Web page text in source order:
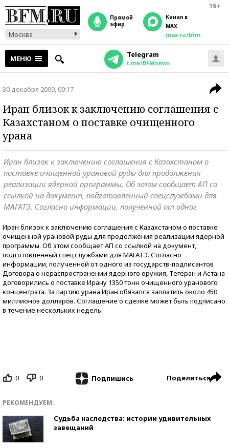
16+
Москва
прямой
эфир
Канал в
MAX
max.ru/bfm
МЕНЮ Telegram
t.me/BFMnews
30 декабря 2009, 09:17
Иран близок к заключению соглашения с
Казахстаном о поставке очищенного
урана
Иран близок к заключению соглашения с Казахстаном о
поставке очищенной урановой руды для продолжения
реализации ядерной программы. Об этом сообщает АП со
ссылкой на документ, подготовленный спецслужбами для
МАГАТЭ. Согласно информации, полученной от одног
Иран близок к заключению соглашения с Казахстаном о поставке
очищенной урановой руды для продолжения реализации ядерной
программы. Об этом сообщает АП со ссылкой на документ,
подготовленный спецслужбами для МАГАТЭ. Согласно
информации, полученной от одного из государств-подписантов
Договора о нераспространении ядерного оружия, Тегеран и Астана
договорились о поставке Ирану 1350 тонн очищенного уранового
концентрата. За партию урана Иран обязался заплатить около 450
миллионов долларов. Соглашение о сделке может быть подписано
в течение нескольких недель.
0 0 Подпишись Поделиться
РЕКОМЕНДУЕМ:
Судьба наследства: истории удивительных
завещаний